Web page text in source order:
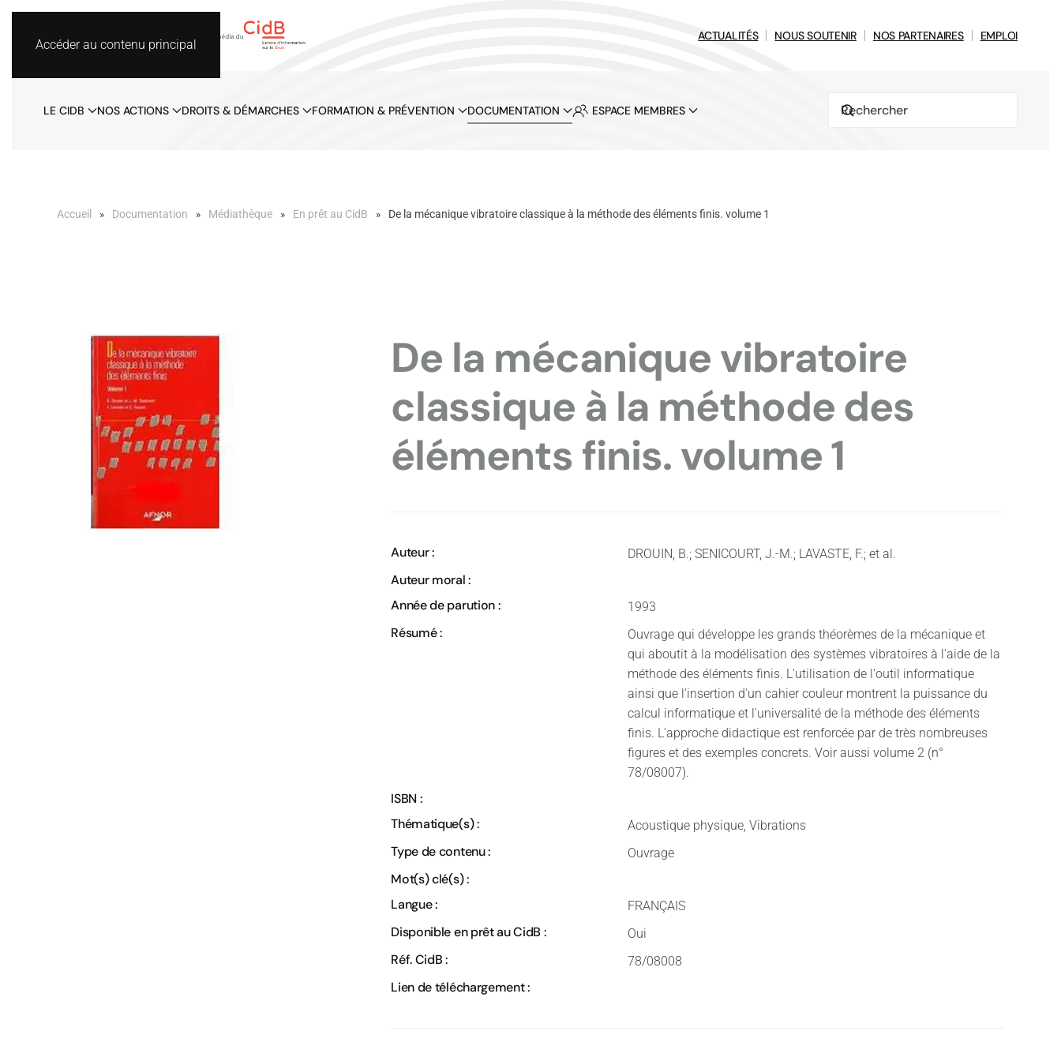
Accéder au contenu principal
ACTUALITÉS NOUS SOUTENIR NOS PARTENAIRES EMPLOI
LE CIDB NOS ACTIONS DROITS & DÉMARCHES FORMATION & PRÉVENTION DOCUMENTATION ESPACE MEMBRES
Accueil Documentation Médiathèque En prêt au CidB De la mécanique vibratoire classique à la méthode des éléments finis. volume 1
De la mécanique vibratoire
classique à la méthode des
éléments finis. volume 1
Auteur : DROUIN, B.; SENICOURT, J.-M.; LAVASTE, F.; et al.
Auteur moral :
Année de parution :
1993
Résumé :
Ouvrage qui développe les grands théorèmes de la mécanique et
qui aboutit à la modélisation des systèmes vibratoires à l'aide de la
méthode des éléments finis. L'utilisation de l'outil informatique
ainsi que l'insertion d'un cahier couleur montrent la puissance du
calcul informatique et l'universalité de la méthode des éléments
finis. L'approche didactique est renforcée par de très nombreuses
figures et des exemples concrets. Voir aussi volume 2 (n°
78/08007).
ISBN :
Thématique(s) :
Acoustique physique, Vibrations
Type de contenu : Ouvrage
Mot(s) clé(s) :
Langue :
FRANÇAIS
Disponible en prêt au CidB : Oui
Réf. CidB : 78/08008
Lien de téléchargement :